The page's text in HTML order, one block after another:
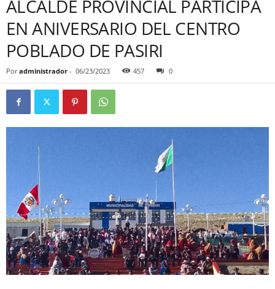
ALCALDE PROVINCIAL PARTICIPA
EN ANIVERSARIO DEL CENTRO
POBLADO DE PASIRI
Por administrador - 06/23/2023 457 0